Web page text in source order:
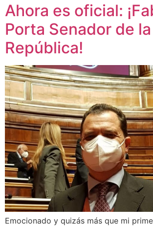
Ahora es oficial:
Porta Senador de la
República!
Emocionado y quizás más que mi